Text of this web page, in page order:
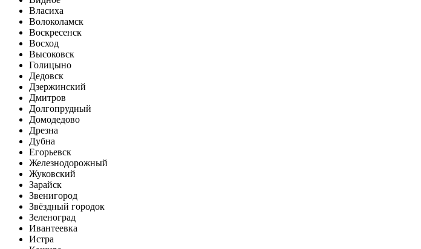
Власиха
Волоколамск
Воскресенск
Восход
Высоковск
Голицыно
Дедовск
Дзержинский
Дмитров
Долгопрудный
Домодедово
Дрезна
Дубна
Егорьевск
Железнодорожный
Жуковский
Зарайск
Звенигород
Звёздный городок
Зеленоград
Ивантеевка
Истра